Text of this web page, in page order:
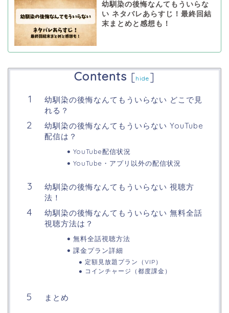
幼馴染の後悔なんてもういらな
い ネタバレあらすじ！最終回結
末まとめと感想も！
Contents [hide ]
幼馴染の後悔なんてもういらない どこで見
れる？
幼馴染の後悔なんてもういらない YouTube
配信は？
YouTube配信状況
YouTube・アプリ以外の配信状況
幼馴染の後悔なんてもういらない 視聴方
法！
幼馴染の後悔なんてもういらない 無料全話
視聴方法は？
無料全話視聴方法
課金プラン詳細
定額見放題プラン（VIP）
コインチャージ（都度課金）
まとめ